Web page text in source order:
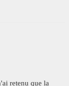
retenu que la